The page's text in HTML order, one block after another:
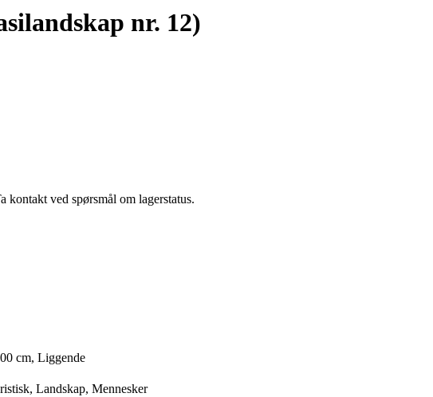
nr. 12)
kontakt ved spørsmål om lagerstatus.
cm, Liggende
Landskap, Mennesker